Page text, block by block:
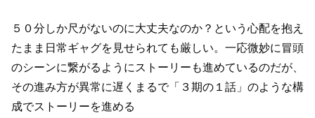
５０分しか尺がないのに大丈夫なのか？という心配を抱え
たまま 日常ギャグを見せられても厳しい。 一応微妙に冒頭
のシーンに繋がるようにストーリーも進めているのだが、
その進み方が異常に遅くまるで「３期の１話」のような構
成でストーリーを進める